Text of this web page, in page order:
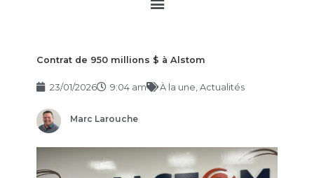
Contrat de 950 millions $ à Alstom
23/01/2026 9:04 am À la une Actualités
Marc Larouche